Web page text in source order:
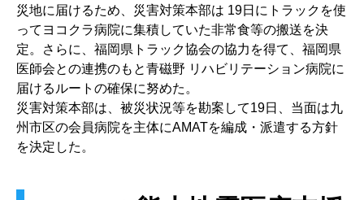
災地に届けるため、災害対策本部は 19日にトラックを使
ってヨコクラ病院に集積していた非常食等の搬送を決
定。さらに、福岡県トラック協会の協力を得て、福岡県
医師会との連携のもと青磁野 リハビリテーション病院に
届けるルートの確保に努めた。
災害対策本部は、被災状況等を勘案して19日、当面は九
州市区の会員病院を主体にAMATを編成・派遣する方針
を決定した。